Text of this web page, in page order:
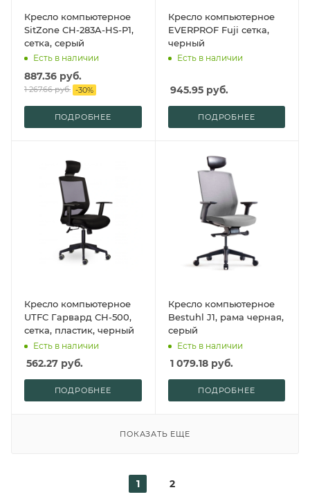
Кресло компьютерное
SitZone CH-283A-HS-P1,
сетка, серый
Есть в наличии
887.36 руб.
1 267.66руб. -30%
ПОДРОБНЕЕ
Кресло компьютерное
EVERPROF Fuji сетка,
черный
Есть в наличии
945.95руб.
ПОДРОБНЕЕ
Кресло компьютерное
UTFC Гарвард СН-500,
сетка, пластик, черный
Есть в наличии
562.27 руб.
ПОДРОБНЕЕ
Кресло компьютерное
Bestuhl J1, рама черная,
серый
Есть в наличии
1 079.18руб.
ПОДРОБНЕЕ
ПОКАЗАТЬ ЕЩЕ
1 2